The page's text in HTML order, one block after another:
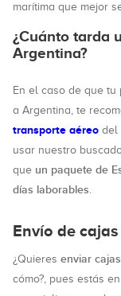
marítima que mejor
¿Cuánto tarda
Argentina?
En el caso de que
a Argentina, te
transporte aéreo del
usar nuestro
que un paquete de
días laborables.
Envío de
¿Quieres enviar
cómo?, pues estás